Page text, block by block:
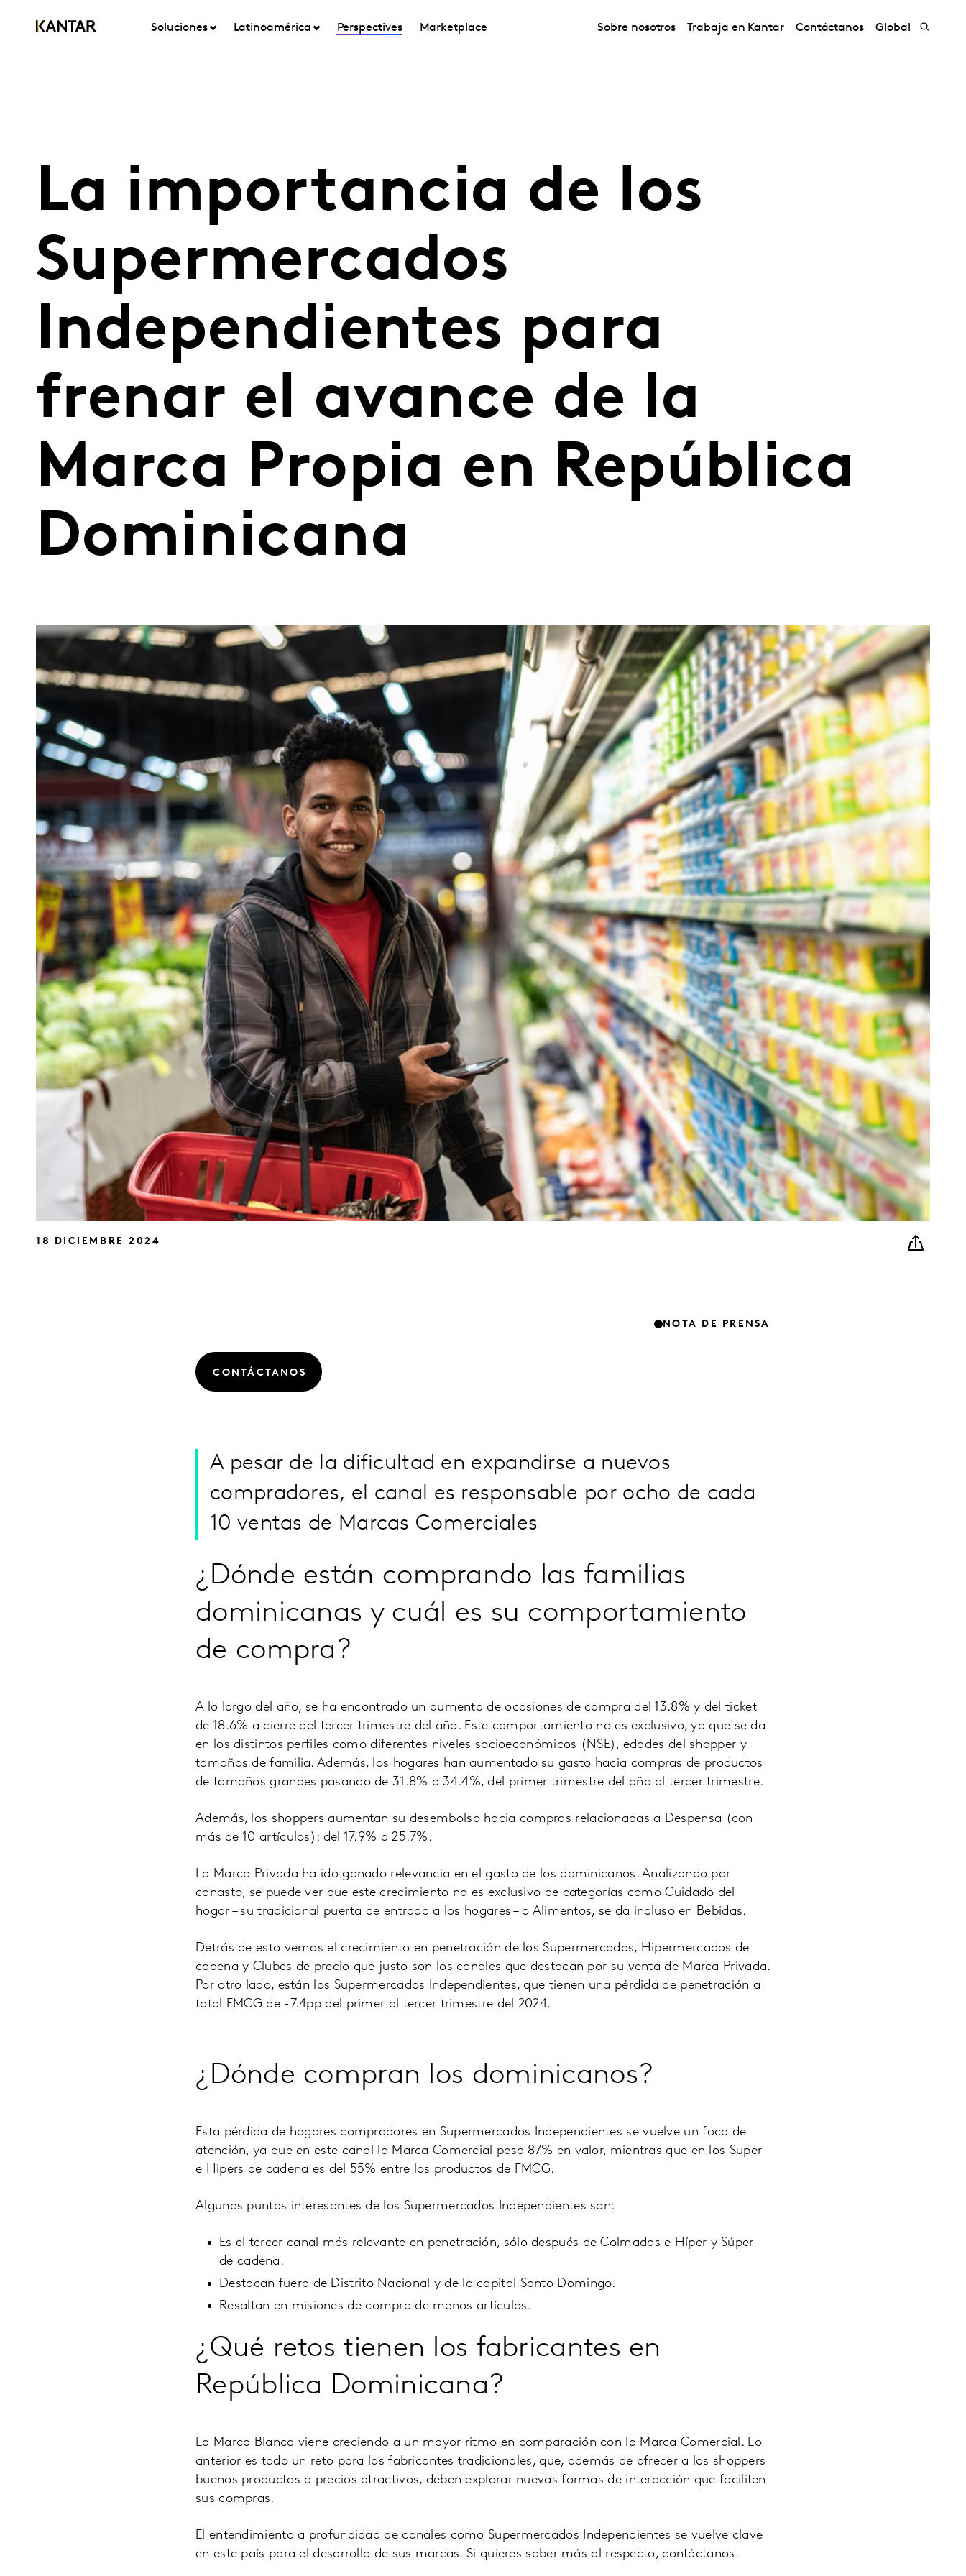
Soluciones Latinoamérica Perspectives Marketplace Sobre nosotros Trabaja en Kantar Contáctanos Global
La importancia de los
Supermercados
Independientes para
frenar el avance de la
Marca Propia en República
Dominicana
18 DICIEMBRE 2024
NOTA DE PRENSA
CONTÁCTANOS
A pesar de la dificultad en expandirse a nuevos
compradores, el canal es responsable por ocho de cada
10 ventas de Marcas Comerciales
¿Dónde están comprando las familias
dominicanas y cuál es su comportamiento
de compra?
A lo largo del año, se ha encontrado un aumento de ocasiones de compra del 13.8% y del ticket
de 18.6% a cierre del tercer trimestre del año. Este comportamiento no es exclusivo, ya que se da
en los distintos perfiles como diferentes niveles socioeconómicos (NSE), edades del shopper y
tamaños de familia. Además, los hogares han aumentado su gasto hacia compras de productos
de tamaños grandes pasando de 31.8% a 34.4%, del primer trimestre del año al tercer trimestre.
Además, los shoppers aumentan su desembolso hacia compras relacionadas a Despensa (con
más de 10 artículos): del 17.9% a 25.7%.
La Marca Privada ha ido ganado relevancia en el gasto de los dominicanos. Analizando por
canasto, se puede ver que este crecimiento no es exclusivo de categorías como Cuidado del
hogar – su tradicional puerta de entrada a los hogares – o Alimentos, se da incluso en Bebidas.
Detrás de esto vemos el crecimiento en penetración de los Supermercados, Hipermercados de
cadena y Clubes de precio que justo son los canales que destacan por su venta de Marca Privada.
Por otro lado, están los Supermercados Independientes, que tienen una pérdida de penetración a
total FMCG de -7.4pp del primer al tercer trimestre del 2024.
¿Dónde compran los dominicanos?
Esta pérdida de hogares compradores en Supermercados Independientes se vuelve un foco de
atención, ya que en este canal la Marca Comercial pesa 87% en valor, mientras que en los Super
e Hipers de cadena es del 55% entre los productos de FMCG.
Algunos puntos interesantes de los Supermercados Independientes son:
Es el tercer canal más relevante en penetración, sólo después de Colmados e Híper y Súper
de cadena.
Destacan fuera de Distrito Nacional y de la capital Santo Domingo.
Resaltan en misiones de compra de menos artículos.
¿Qué retos tienen los fabricantes en
República Dominicana?
La Marca Blanca viene creciendo a un mayor ritmo en comparación con la Marca Comercial. Lo
anterior es todo un reto para los fabricantes tradicionales, que, además de ofrecer a los shoppers
buenos productos a precios atractivos, deben explorar nuevas formas de interacción que faciliten
sus compras.
El entendimiento a profundidad de canales como Supermercados Independientes se vuelve clave
en este país para el desarrollo de sus marcas. Si quieres saber más al respecto, contáctanos.